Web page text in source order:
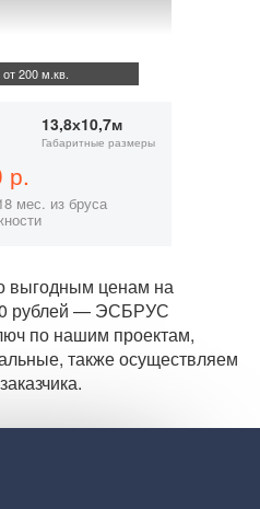
200 м.кв.
13,8х10,7м
Габаритные размеры
р.
мес. из бруса
выгодным ценам на
рублей — ЭСБРУС
по нашим проектам,
также осуществляем